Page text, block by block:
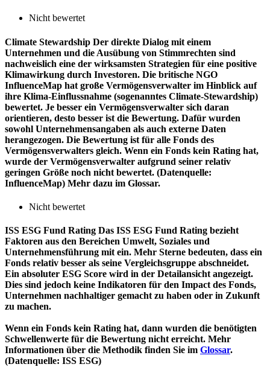
Nicht bewertet
Climate Stewardship Der direkte Dialog mit einem
Unternehmen und die Ausübung von Stimmrechten sind
nachweislich eine der wirksamsten Strategien für eine positive
Klimawirkung durch Investoren. Die britische NGO
InfluenceMap hat große Vermögensverwalter im Hinblick auf
ihre Klima-Einflussnahme (sogenanntes Climate-Stewardship)
bewertet. Je besser ein Vermögensverwalter sich daran
orientieren, desto besser ist die Bewertung. Dafür wurden
sowohl Unternehmensangaben als auch externe Daten
herangezogen. Die Bewertung ist für alle Fonds des
Vermögensverwalters gleich. Wenn ein Fonds kein Rating hat,
wurde der Vermögensverwalter aufgrund seiner relativ
geringen Größe noch nicht bewertet. (Datenquelle:
InfluenceMap) Mehr dazu im Glossar.
Nicht bewertet
ISS ESG Fund Rating Das ISS ESG Fund Rating bezieht
Faktoren aus den Bereichen Umwelt, Soziales und
Unternehmensführung mit ein. Mehr Sterne bedeuten, dass ein
Fonds relativ besser als seine Vergleichsgruppe abschneidet.
Ein absoluter ESG Score wird in der Detailansicht angezeigt.
Dies sind jedoch keine Indikatoren für den Impact des Fonds,
Unternehmen nachhaltiger gemacht zu haben oder in Zukunft
zu machen.
Wenn ein Fonds kein Rating hat, dann wurden die benötigten
Schwellenwerte für die Bewertung nicht erreicht. Mehr
Informationen über die Methodik finden Sie im Glossar.
(Datenquelle: ISS ESG)